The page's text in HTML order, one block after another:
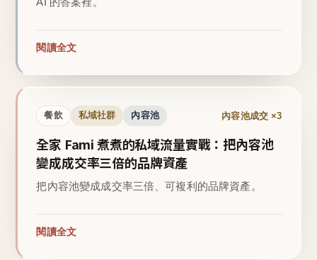
閱讀全文
餐飲 私域社群 內容池 內容池成交 ×3
全家 Fami 煮煮的私域流量實戰：把內容池
變成成交率三倍的品牌資產
把內容池變成成交率三倍、可複利的品牌資產。
閱讀全文